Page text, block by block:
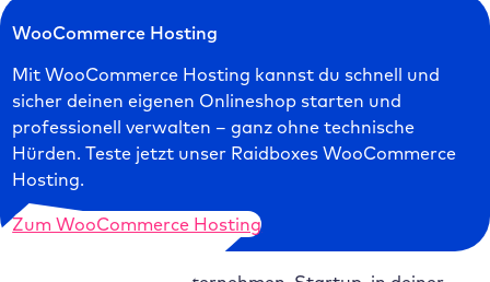
WooCommerce Hosting
Mit WooCommerce Hosting kannst du schnell und
sicher deinen eigenen Onlineshop starten und
professionell verwalten – ganz ohne technische
Hürden. Teste jetzt unser Raidboxes WooCommerce
Hosting.
Zum WooCommerce Hosting